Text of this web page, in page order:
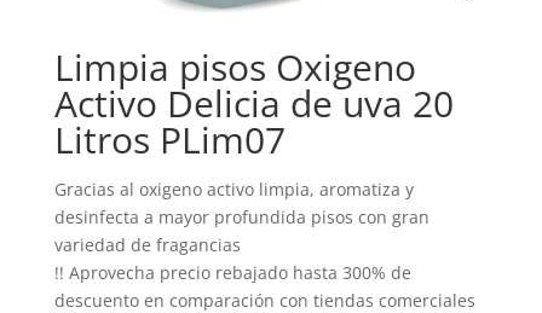
Limpia pisos Oxigeno
Activo Delicia de uva 20
Litros PLim07
Gracias al oxigeno activo limpia, aromatiza y
desinfecta a mayor profundida pisos con gran
variedad de fragancias
!! Aprovecha precio rebajado hasta 300% de
descuento en comparación con tiendas comerciales